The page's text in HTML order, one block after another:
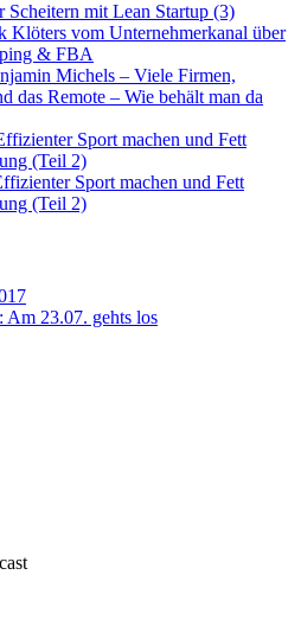
Scheitern mit Lean Startup (3)
Klöters vom Unternehmerkanal über
& FBA
Michels – Viele Firmen,
das Remote – Wie behält man da
Sport machen und Fett
(Teil 2)
Sport machen und Fett
(Teil 2)
Am 23.07. gehts los